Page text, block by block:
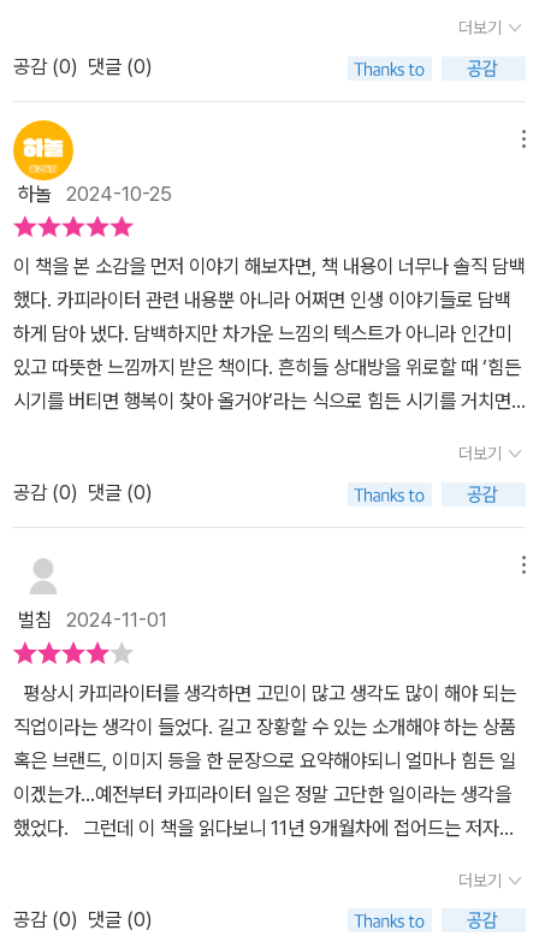
니다. #카피라이터의일 #도서협찬 @흐름출판 #오하림 #책추천 #
흐름출판 #카피라이터
말하는 실질적인 조언에 귀를 기울여 보시기 바란다.이 책에는 카피
라이터라는 직업인으로서 일을 대하는 그 과정에서 느꼈던 감정과 직
터라는 직업에 대한 진솔한 이야기와 실질적인 조언이 궁금하다면 이
책을 참고해 보시기 바란다.이 포스팅은 흐름출판사로부터 도서를 제
공받아 주관적인 관점에서 살펴보고 작성했다.* 출처 : 박 기자의 끌
리는 이야기, 책끌
관심을 얻고, 상업적으로 성공한 경험이 있는 전문가를 통해 배우는
것 또한 큰 도움이 된다. '카피라이터의 일' 은 카피라이터의 일, 나를
만들었던 일, 지금부터 해야 할 일로 나누어서카피라이터로서의 성장
과정과어떤 노력을 했는지,좋은 카피라이터가 되기 위해 어떤 자세,
태도, 습관을 갖추어야 하는지 자세히 알려준다.어떤 마음 가짐과 태
도를 가지고 있어야 제대로 된 창작을 할 수 있는지,창작의 원천인 영
감을 얻기 위한 자세,태도, 습관을 자신에게 맞게 최적화 시킬 수 있는
방법,빠르게 변화하는 시대와 트렌드를 어떤 방식으로 적용하여 창작
할 것인지와 효과적으로 설득할 수 있는 메시지를 만드는 비법이 무
엇인지를 자세히 배울 수 있었다.카피라이터인 저자가 직접 경험하고
느꼈던 다양한 기록을 바탕으로 쓴 글이기 때문에 새롭게 생각하는
방법과 그동안 생각하지 못했던 사실들을 알 수 있었고, 살아남기, 맷
집, 번아웃, 확신과 의심,콤플렉스, 착각, 자존, 내일, 지속,재능의 발
견, 원동력, 마음가짐 등.직업인으로서 누구나 흔히 겪게 되는 감정,
일' 을 통해 배운 내용들을제대로 이해하고 활용할 수 있도록 하면서
여러 상황과 주제에 맞게 차별화 된 아이디어, 공감할 수 있는 메시지,
소통할 수 있는 아이디어, 새로운 변화를 이끄는 아이디어가 담긴 무
언가를 꾸준히 만들어내고싶다.
더보기
공감 (0) 댓글 (0)
하놀 2024-10-25
이 책을 본 소감을 먼저 이야기 해보자면, 책 내용이 너무나 솔직 담백
했다. 카피라이터 관련 내용뿐 아니라 어쩌면 인생 이야기들로 담백
하게 담아 냈다. 담백하지만 차가운 느낌의 텍스트가 아니라 인간미
있고 따뜻한 느낌까지 받은 책이다. 흔히들 상대방을 위로할 때 ‘힘든
시기를 버티면 행복이 찾아 올거야’라는 식으로 힘든 시기를 거치면
을 이야기하며 미사여구를 뺀 현실적인 이야기를 통해 위로와 공감을
주고 있다. 개인적으로 여기에서 받는 울림이 컸다. 특히 ‘모든 것은
불안으로부터’라는 파트의 내용이 와닿았는데, 저자와 비슷하게 불안
의 정서를 느낀 경험이 있어서 더욱 공감이 갔다. 저자는 지치고 힘들
떤 식으로 대해야 할지 마음 자세를 알려주기도 하였다.저자는 책에
서 이렇게 이야기하고 있다.ㅡ불안해서 자주 불행했지만 불안 위로
쌓아 올린 소중한 것들이 저를 지탱해 주고 있다는 걸 느낍니다. 되게
아이러니하죠. 절벽에 매달려 있었던 시간만큼 근력이 생긴 느낌이랄
까요.(중략) 그 아이러니함이 준 삶을 이끄는 힘을 알기에 이제는 불
안을 외면만은 하지 않으려고 자세를 고쳐봅니다. 나를 말해 주는, 내
가 사랑하는 거의 모든 일들이 모두 불안해서 했던 일이라는 것을 싫
지만 인정해야 할 때가 온 것 같거든요.이렇게 떵떵거리는 멋진 발언
이 책으로 박제되어 나가겠지만 사실은 아직 불안을 즐길 단계까지는
더보기
공감 (0) 댓글 (0)
벌침 2024-11-01
직업이라는 생각이 들었다. 길고 장황할 수 있는 소개해야 하는 상품
혹은 브랜드, 이미지 등을 한 문장으로 요약해야되니 얼마나 힘든 일
이겠는가...예전부터 카피라이터 일은 정말 고단한 일이라는 생각을
했었다. 그런데 이 책을 읽다보니 11년 9개월차에 접어드는 저자는
장점만 눈에 불을 켜고 찾아다니는 일을 한다는 것은 꽤 낭만적인 일
더보기
공감 (0) 댓글 (0)